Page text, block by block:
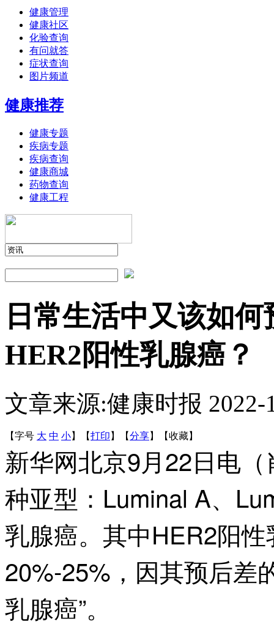
健康管理
健康社区
化验查询
有问就答
症状查询
图片频道
健康推荐
健康专题
疾病专题
疾病查询
健康商城
药物查询
健康工程
日常生活中又该如
HER2阳性乳腺癌？
文章来源:健康时报 2022-
【字号 大 中 小】 【打印 】 【分享】 【收藏】
新华网北京9月22日电
种亚型：Luminal A、
乳腺癌。其中HER2阳
20%-25%，因其预后差
乳腺癌”。